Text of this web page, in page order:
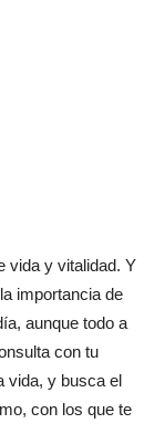
vida y vitalidad. Y
importancia de
aunque todo a
con tu
vida, y busca el
con los que te